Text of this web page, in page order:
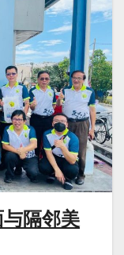
隔邻美